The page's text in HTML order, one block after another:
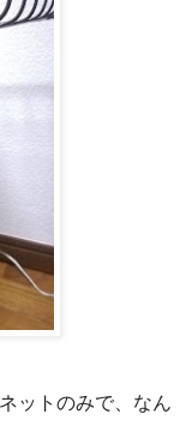
ットのみで、なん